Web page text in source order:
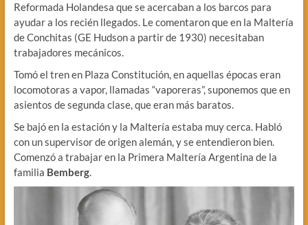
Reformada Holandesa que se acercaban a los barcos para
ayudar a los recién llegados. Le comentaron que en la Maltería
de Conchitas (GE Hudson a partir de 1930) necesitaban
trabajadores mecánicos.
Tomó el tren en Plaza Constitución, en aquellas épocas eran
locomotoras a vapor, llamadas “vaporeras”, suponemos que en
asientos de segunda clase, que eran más baratos.
Se bajó en la estación y la Maltería estaba muy cerca. Habló
con un supervisor de origen alemán, y se entendieron bien.
Comenzó a trabajar en la Primera Maltería Argentina de la
familia Bemberg.